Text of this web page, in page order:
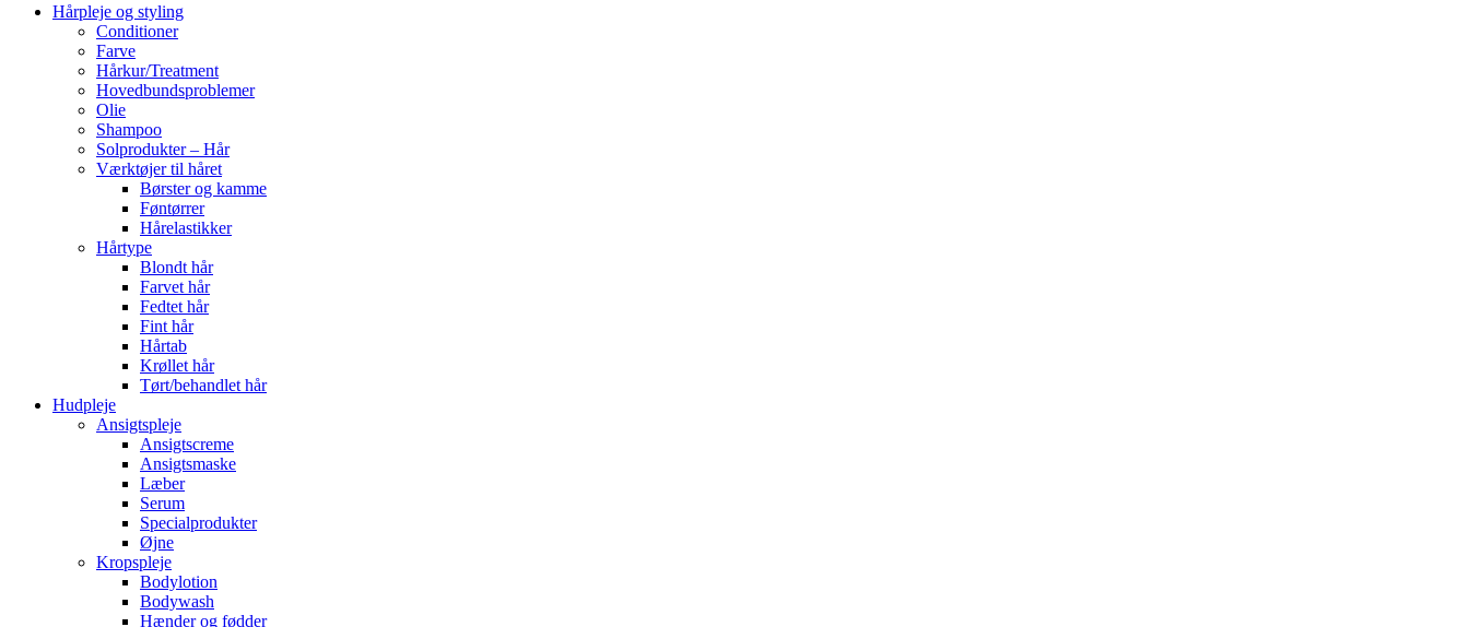
Hårpleje og styling
Conditioner
Farve
Hårkur/Treatment
Hovedbundsproblemer
Olie
Shampoo
Solprodukter – Hår
Værktøjer til håret
Børster og kamme
Føntørrer
Hårelastikker
Hårtype
Blondt hår
Farvet hår
Fedtet hår
Fint hår
Hårtab
Krøllet hår
Tørt/behandlet hår
Hudpleje
Ansigtspleje
Ansigtscreme
Ansigtsmaske
Læber
Serum
Specialprodukter
Øjne
Kropspleje
Bodylotion
Bodywash
Hænder og fødder